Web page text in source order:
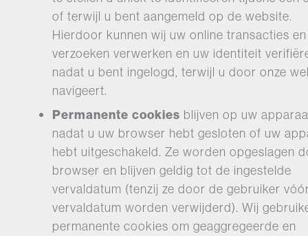
of terwijl u bent aangemeld op de website.
Hierdoor kunnen wij uw online transacties en
verzoeken verwerken en uw identiteit
nadat u bent ingelogd, terwijl u door onze
navigeert.
Permanente cookies blijven op uw
nadat u uw browser hebt gesloten of uw
hebt uitgeschakeld. Ze worden opgeslagen
browser en blijven geldig tot de ingestelde
vervaldatum (tenzij ze door de gebruiker
vervaldatum worden verwijderd). Wij
permanente cookies om geaggregeerde en